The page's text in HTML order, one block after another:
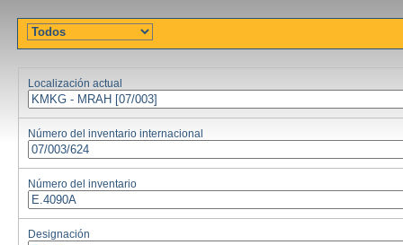
Localización actual
Número del inventario internacional
Número del inventario
Designación